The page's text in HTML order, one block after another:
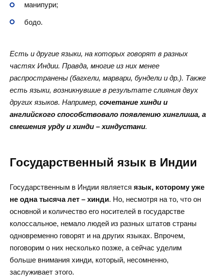
манипури;
бодо.
Есть и другие языки, на которых говорят в разных
частях Индии. Правда, многие из них менее
распространены (багхели, марвари, бундели и др.). Также
есть языки, возникнувшие в результате слияния двух
других языков. Например, сочетание хинди и
английского способствовало появлению хинглиша, а
смешения урду и хинди – хиндустани.
Государственный язык в Индии
Государственным в Индии является язык, которому уже
не одна тысяча лет – хинди. Но, несмотря на то, что он
основной и количество его носителей в государстве
колоссальное, немало людей из разных штатов страны
одновременно говорят и на других языках. Впрочем,
поговорим о них несколько позже, а сейчас уделим
больше внимания хинди, который, несомненно,
заслуживает этого.